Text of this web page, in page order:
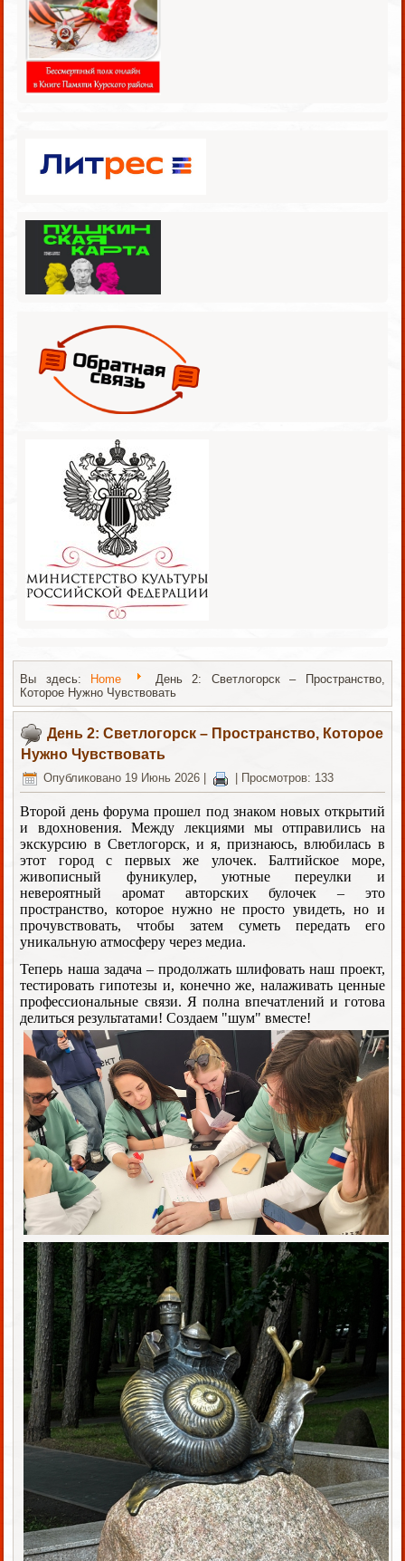
Вы здесь: Home
День 2: Светлогорск – Пространство,
Которое Нужно Чувствовать
День 2: Светлогорск – Пространство, Которое
Нужно Чувствовать
Опубликовано 19 Июнь 2026 Просмотров: 133
Второй день форума прошел под знаком новых открытий
и вдохновения. Между лекциями мы отправились на
экскурсию в Светлогорск, и я, признаюсь, влюбилась в
этот город с первых же улочек. Балтийское море,
живописный фуникулер, уютные переулки и
невероятный аромат авторских булочек – это
пространство, которое нужно не просто увидеть, но и
прочувствовать, чтобы затем суметь передать его
уникальную атмосферу через медиа.
Теперь наша задача – продолжать шлифовать наш проект,
тестировать гипотезы и, конечно же, налаживать ценные
профессиональные связи. Я полна впечатлений и готова
делиться результатами! Создаем "шум" вместе!